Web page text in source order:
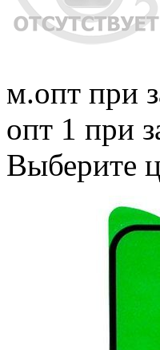
м.опт при
опт 1 при
Выберите